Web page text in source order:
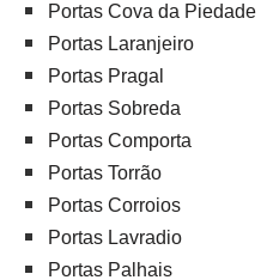
Portas Cova da Piedade
Portas Laranjeiro
Portas Pragal
Portas Sobreda
Portas Comporta
Portas Torrão
Portas Corroios
Portas Lavradio
Portas Palhais